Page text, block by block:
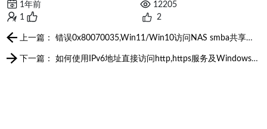
1年前
12205
1
2
上一篇： 错误0x80070035,Win11/Win10访问NAS smba共享文件夹提示无法找到路径[Path not found]
下一篇： 如何使用IPv6地址直接访问http,https服务及Windows共享文件夹[UNC路径]